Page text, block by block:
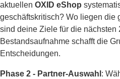
aktuellen OXID eShop
geschäftskritisch? Wo liegen die
sind deine Ziele für die nächsten
Bestandsaufnahme schafft die
Entscheidungen.
Phase 2 - Partner-Auswahl :